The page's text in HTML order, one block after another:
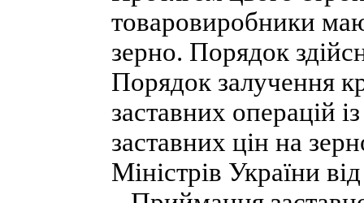
товаровиробники
зерно. Порядок
Порядок залучення
заставних операцій
заставних цін на
Міністрів України